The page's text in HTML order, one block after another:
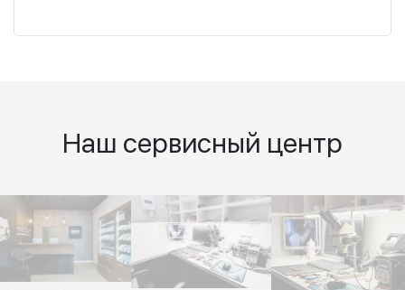
Наш сервисный центр